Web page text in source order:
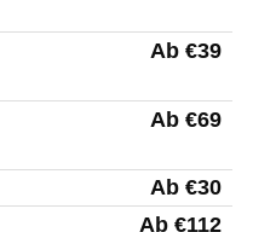
Ab €39
Ab €69
Ab €30
Ab €112